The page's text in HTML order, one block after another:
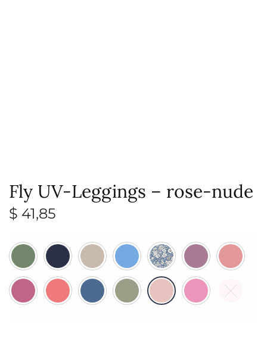
Fly UV-Leggings – rose-nude
$ 41,85